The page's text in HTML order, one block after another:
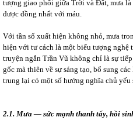
tượng giao phối giữa Trời và Đất, mưa
được đồng nhất với máu.
Với tần số xuất hiện không nhỏ, mưa
hiện với tư cách là một biểu tượng nghệ
truyện ngắn Trần Vũ không chỉ là sự
gốc mà thiên về sự sáng tạo, bổ sung
trung lại có một số hướng nghĩa chủ yếu
2.1. Mưa— sức mạnh thanh tẩy, hồi